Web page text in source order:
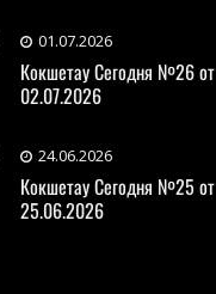
01.07.2026
Кокшетау Сегодня №26 от
02.07.2026
24.06.2026
Кокшетау Сегодня №25 от
25.06.2026